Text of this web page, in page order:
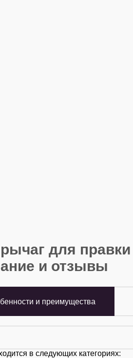
для
и отзывы
и преимущества
в следующих категориях: